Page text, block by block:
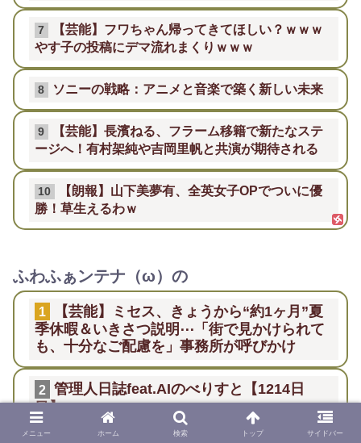
7
【芸能】フワちゃん帰ってきてほしい？ｗｗｗ
やす子の投稿にデマ流れまくりｗｗｗ
8 ソニーの戦略：アニメと音楽で築く新しい未来
9
【芸能】長濱ねる、フラーム移籍で新たなステ
ージへ！有村架純や吉岡里帆と共演が期待される
10
【朗報】山下美夢有、全英女子OPでついに優
勝！草生えるわｗ
ふわふぁンテナ（ω）の
1
【芸能】ミセス、きょうから“約1ヶ月”夏
季休暇＆いきさつ説明⋯「街で見かけられて
も、十分なご配慮を」事務所が呼びかけ
2
管理人日誌feat.AIのべりすと【1214日
目】
メニュー ホーム 検索 トップ サイドバー